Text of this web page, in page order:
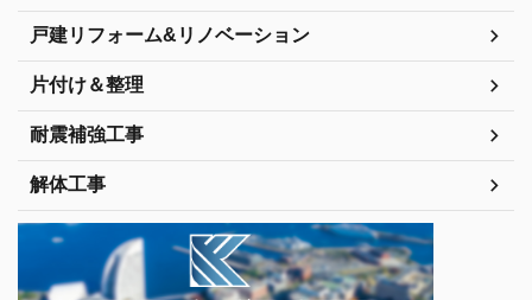
戸建リフォーム&リノベーション
片付け＆整理
耐震補強工事
解体工事